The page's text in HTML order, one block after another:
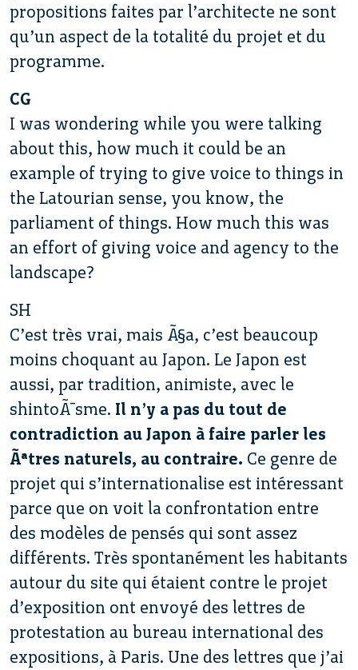
propositions faites par l’architecte ne sont
qu’un aspect de la totalité du projet et du
programme.
CG
I was wondering while you were talking
about this, how much it could be an
example of trying to give voice to things in
the Latourian sense, you know, the
parliament of things. How much this was
an effort of giving voice and agency to the
landscape?
SH
C’est très vrai, mais Ã§a, c’est beaucoup
moins choquant au Japon. Le Japon est
aussi, par tradition, animiste, avec le
shintoÃ¯sme. Il n’y a pas du tout de
contradiction au Japon à faire parler les
Ãªtres naturels, au contraire. Ce genre de
projet qui s’internationalise est intéressant
parce que on voit la confrontation entre
des modèles de pensés qui sont assez
différents. Très spontanément les habitants
autour du site qui étaient contre le projet
d’exposition ont envoyé des lettres de
protestation au bureau international des
expositions, à Paris. Une des lettres que j’ai